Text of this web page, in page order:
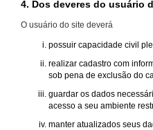
4. Dos deveres do usuário
O usuário do site deverá
possuir capacidade civil
realizar cadastro com
sob pena de exclusão do
guardar os dados
acesso a seu ambiente
manter atualizados seus